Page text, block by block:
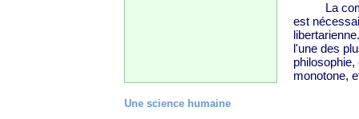
La
est
l'une des
monotone,
Une science humaine